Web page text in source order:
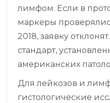
лимфом. Если в
маркеры
2018, заявку
стандарт,
американских
Для лейкозов и
гистологические